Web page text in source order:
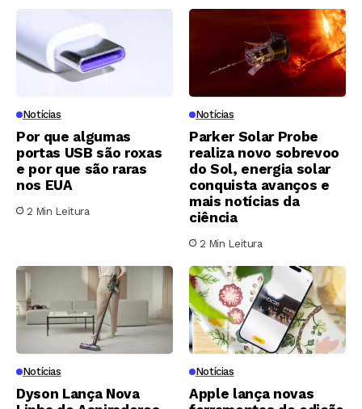
Notícias
Por que algumas
portas USB são roxas
e por que são raras
nos EUA
2 Min Leitura
Notícias
Parker Solar Probe
realiza novo sobrevoo
do Sol, energia solar
conquista avanços e
mais notícias da
ciência
2 Min Leitura
Notícias
Dyson Lança Nova
Notícias
Apple lança novas